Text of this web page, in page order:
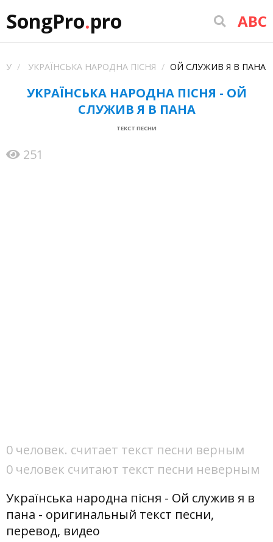
SongPro.pro ABC
У УКРАЇНСЬКА НАРОДНА ПІСНЯ ОЙ СЛУЖИВ Я В ПАНА
УКРАЇНСЬКА НАРОДНА ПІСНЯ - ОЙ
СЛУЖИВ Я В ПАНА
ТЕКСТ ПЕСНИ
251
0 человек. считает текст песни верным
0 человек считают текст песни неверным
Українська народна пісня - Ой служив я в
пана - оригинальный текст песни,
перевод, видео